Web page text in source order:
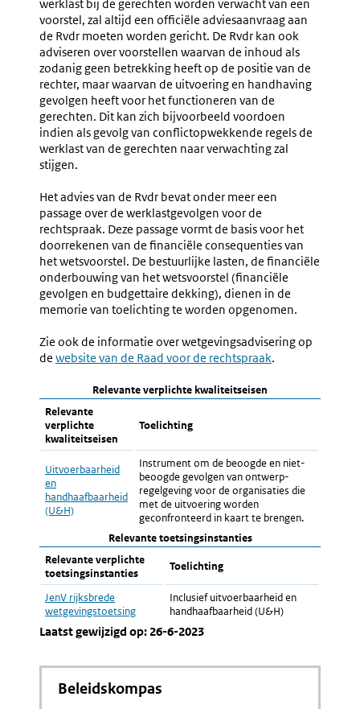
werklast bij de gerechten worden verwacht van een
voorstel, zal altijd een officiële adviesaanvraag aan
de Rvdr moeten worden gericht. De Rvdr kan ook
adviseren over voorstellen waarvan de inhoud als
zodanig geen betrekking heeft op de positie van de
rechter, maar waarvan de uitvoering en handhaving
gevolgen heeft voor het functioneren van de
gerechten. Dit kan zich bijvoorbeeld voordoen
indien als gevolg van conflictopwekkende regels de
werklast van de gerechten naar verwachting zal
stijgen.
Het advies van de Rvdr bevat onder meer een
passage over de werklastgevolgen voor de
rechtspraak. Deze passage vormt de basis voor het
doorrekenen van de financiële consequenties van
het wetsvoorstel. De bestuurlijke lasten, de financiële
onderbouwing van het wetsvoorstel (financiële
gevolgen en budgettaire dekking), dienen in de
memorie van toelichting te worden opgenomen.
Zie ook de informatie over wetgevingsadvisering op
de Externe
website van de Raad voor de rechtspraak.
Relevante verplichte kwaliteitseisen
Relevante
verplichte
kwaliteitseisen
Toelichting
Uitvoerbaarheid
en
handhaafbaarheid
(U&H)
Instrument om de beoogde en niet-
beoogde gevolgen van ontwerp-
regelgeving voor de organisaties die
met de uitvoering worden
geconfronteerd in kaart te brengen.
Relevante toetsingsinstanties
Relevante verplichte
toetsingsinstanties
Toelichting
JenV rijksbrede
wetgevingstoetsing
Inclusief uitvoerbaarheid en
handhaafbaarheid (U&H)
Laatst gewijzigd op: 26-6-2023
Beleidskompas